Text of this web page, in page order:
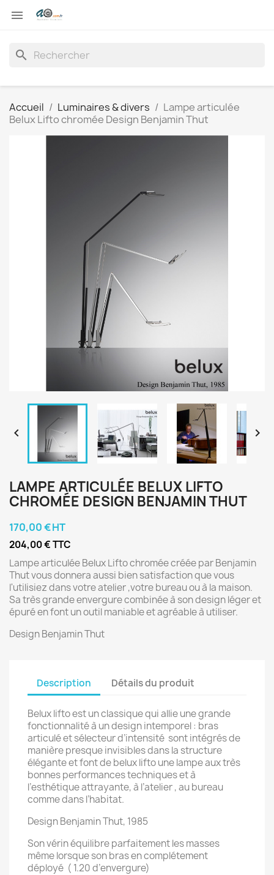

search
Accueil Luminaires & divers
Lampe articulée
Belux Lifto chromée Design Benjamin Thut
 
LAMPE ARTICULÉE BELUX LIFTO
CHROMÉE DESIGN BENJAMIN THUT
170,00 € HT
204,00 € TTC
Lampe articulée Belux Lifto chromée créée par Benjamin
Thut vous donnera aussi bien satisfaction que vous
l'utilisiez dans votre atelier ,votre bureau ou à la maison.
Sa très grande envergure combinée à son design léger et
épuré en font un outil maniable et agréable à utiliser.
Design Benjamin Thut
Description Détails du produit
Belux lifto est un classique qui allie une grande
fonctionnalité à un design intemporel : bras
articulé et sélecteur d’intensité sont intégrés de
manière presque invisibles dans la structure
élégante et font de belux lifto une lampe aux très
bonnes performances techniques et à
l’esthétique attrayante, à l’atelier , au bureau
comme dans l’habitat.
Design Benjamin Thut, 1985
Son vérin équilibre parfaitement les masses
même lorsque son bras en complétement
déployé ( 1.20 d’envergure)